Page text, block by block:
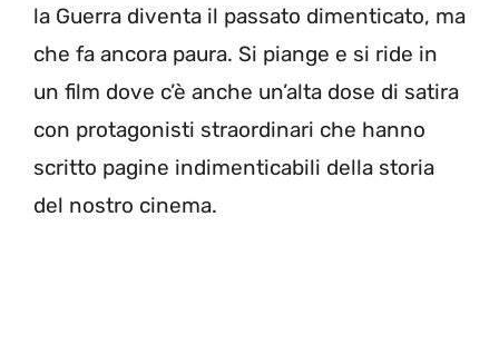
la Guerra diventa il passato dimenticato, ma
che fa ancora paura. Si piange e si ride in
un film dove c’è anche un’alta dose di satira
con protagonisti straordinari che hanno
scritto pagine indimenticabili della storia
del nostro cinema.